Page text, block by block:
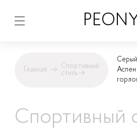
Главная → Спортивный
стиль→
Аспен
Спортивный